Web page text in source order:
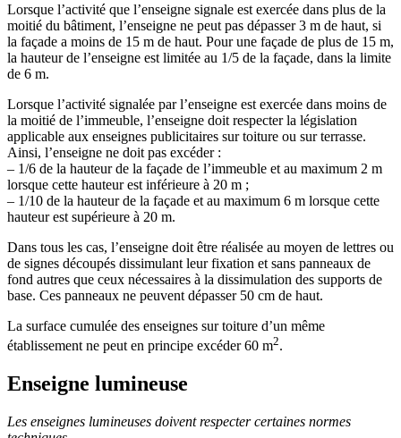
Lorsque l’activité que l’enseigne signale est exercée dans plus de la
moitié du bâtiment, l’enseigne ne peut pas dépasser 3 m de haut, si
la façade a moins de 15 m de haut. Pour une façade de plus de 15 m,
la hauteur de l’enseigne est limitée au 1/5 de la façade, dans la limite
de 6 m.
Lorsque l’activité signalée par l’enseigne est exercée dans moins de
la moitié de l’immeuble, l’enseigne doit respecter la législation
applicable aux enseignes publicitaires sur toiture ou sur terrasse.
Ainsi, l’enseigne ne doit pas excéder :
– 1/6 de la hauteur de la façade de l’immeuble et au maximum 2 m
lorsque cette hauteur est inférieure à 20 m ;
– 1/10 de la hauteur de la façade et au maximum 6 m lorsque cette
hauteur est supérieure à 20 m.
Dans tous les cas, l’enseigne doit être réalisée au moyen de lettres ou
de signes découpés dissimulant leur fixation et sans panneaux de
fond autres que ceux nécessaires à la dissimulation des supports de
base. Ces panneaux ne peuvent dépasser 50 cm de haut.
La surface cumulée des enseignes sur toiture d’un même
établissement ne peut en principe excéder 60 m2.
Enseigne lumineuse
Les enseignes lumineuses doivent respecter certaines normes